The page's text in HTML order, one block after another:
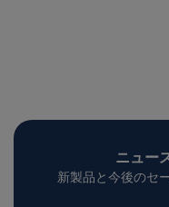
ニュー
新製品と今後のセ